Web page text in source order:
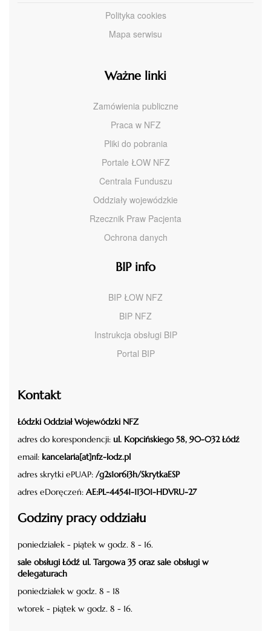
Polityka cookies
Mapa serwisu
Ważne linki
Zamówienia publiczne
Praca w NFZ
Pliki do pobrania
Portale ŁOW NFZ
Centrala Funduszu
Oddziały wojewódzkie
Rzecznik Praw Pacjenta
Ochrona danych
BIP info
BIP ŁOW NFZ
BIP NFZ
Instrukcja obsługi BIP
Portal BIP
Kontakt
Łódzki Oddział Wojewódzki NFZ
adres do korespondencji: ul. Kopcińskiego 58, 90-032 Łódź
email: kancelaria[at]nfz-lodz.pl
adres skrytki ePUAP: /g2s1or6i3h/SkrytkaESP
adres eDoręczeń: AE:PL-44541-11301-HDVRU-27
Godziny pracy oddziału
poniedziałek - piątek w godz. 8 - 16.
sale obsługi Łódź ul. Targowa 35 oraz sale obsługi w
delegaturach
poniedziałek w godz. 8 - 18
wtorek - piątek w godz. 8 - 16.